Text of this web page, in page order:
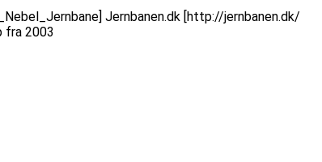
Jernbanen.dk [http://jernbanen.dk/
fra 2003